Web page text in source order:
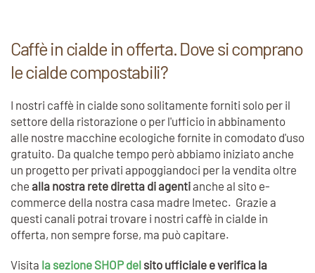
Caffè in cialde in offerta. Dove si comprano
le cialde compostabili?
I nostri caffè in cialde sono solitamente forniti solo per il
settore della ristorazione o per l'ufficio in abbinamento
alle nostre macchine ecologiche fornite in comodato d'uso
gratuito. Da qualche tempo però abbiamo iniziato anche
un progetto per privati appoggiandoci per la vendita oltre
che alla nostra rete diretta di agentianche al sito e-
commerce della nostra casa madre Imetec. Grazie a
questi canali potrai trovare i nostri caffè in cialde in
offerta, non sempre forse, ma può capitare.
Visita la sezione SHOP del sito ufficiale e verifica la